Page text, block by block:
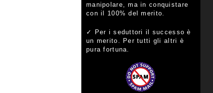
manipolare, ma in conquistare
con il 100% del merito.
Per i seduttori il successo è
un merito. Per tutti gli altri è
pura fortuna.